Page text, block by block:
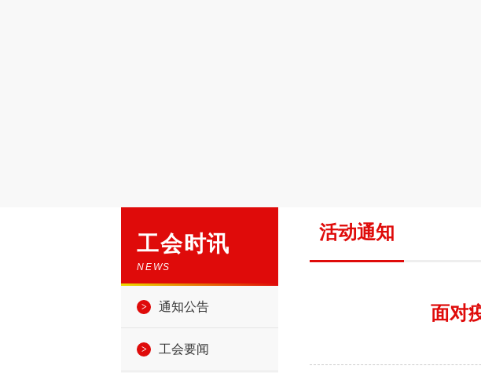
工会时讯
NEWS
通知公告
工会要闻
活动通知
面对